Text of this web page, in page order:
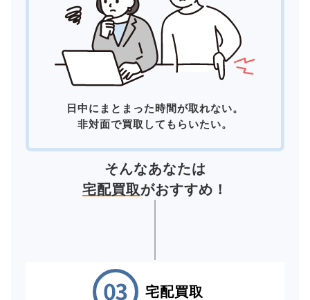
日中にまとまった時間が取れない。
非対面で買取してもらいたい。
そんなあなたは
宅配買取がおすすめ！
宅配買取